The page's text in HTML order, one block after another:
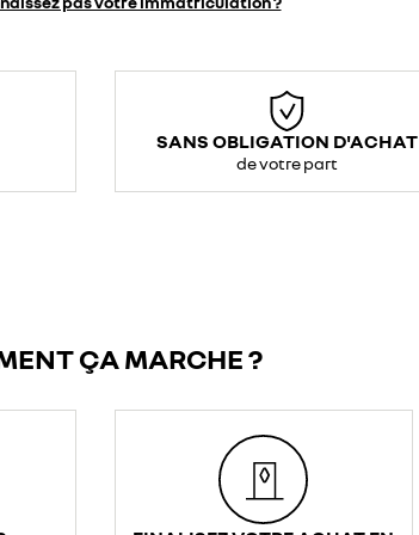
SANS OBLIGATION D'ACHAT
de votre part
ÇA MARCHE ?